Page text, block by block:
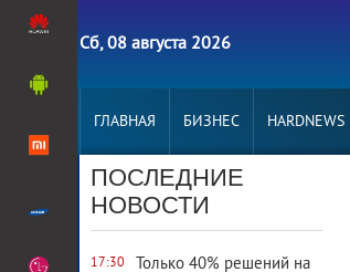
Сб, 08 августа 2026
ГЛАВНАЯ БИЗНЕС HARDNEWS
ПОСЛЕДНИЕ
НОВОСТИ
17:30
Только 40% решений на